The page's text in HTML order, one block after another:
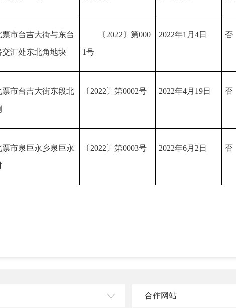
票市台吉大街与东台
交汇处东北角地块
〔2022〕 第000
1号
2022年1月4日 否
票市台吉大街东段北 〔2022〕 第0002号 2022年4月19日 否
票市泉巨永乡泉巨永 〔2022〕 第0003号 2022年6月2日 否
合作网站